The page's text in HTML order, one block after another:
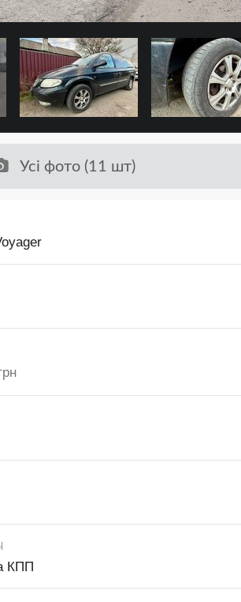
Усі фото (11 шт)
КПП